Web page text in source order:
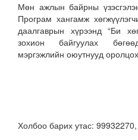
Мөн ажлын байрны
Програм хангамж
даалгаврын хүрээнд “Би
зохион байгуулах
мэргэжлийн оюутнууд
Холбоо барих утас: